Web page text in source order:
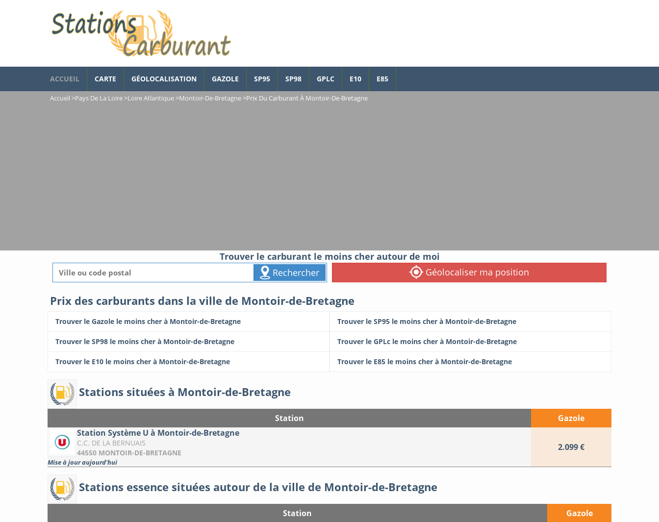
ACCUEIL CARTE GÉOLOCALISATION GAZOLE SP95 SP98 GPLC E10 E85
Accueil >Pays De La Loire>Loire Atlantique>Montoir-De-Bretagne>Prix Du Carburant À Montoir-De-Bretagne
Trouver le carburant le moins cher autour de moi
Rechercher
Géolocaliser ma position
Prix des carburants dans la ville de Montoir-de-Bretagne
Trouver le Gazole le moins cher à Montoir-de-Bretagne Trouver le SP95 le moins cher à Montoir-de-Bretagne
Trouver le SP98 le moins cher à Montoir-de-Bretagne Trouver le GPLc le moins cher à Montoir-de-Bretagne
Trouver le E10 le moins cher à Montoir-de-Bretagne Trouver le E85 le moins cher à Montoir-de-Bretagne
Stations situées à Montoir-de-Bretagne
Station
Gazole
Station Système U à Montoir-de-Bretagne
C.C. DE LA BERNUAIS
44550 MONTOIR-DE-BRETAGNE
Mise à jour aujourd'hui
2.099 €
Stations essence situées autour de la ville de Montoir-de-Bretagne
Station
Gazole